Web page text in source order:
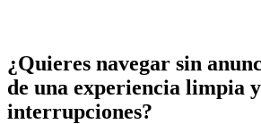
¿Quieres navegar sin
de una experiencia limpia
interrupciones?